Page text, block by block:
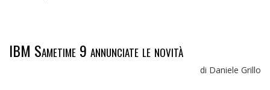
IBM Sametime 9 annunciate le novità
di Daniele Grillo